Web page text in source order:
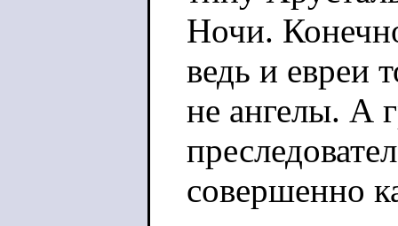
Ночи.
ведь и евреи
не ангелы. А
совершенно